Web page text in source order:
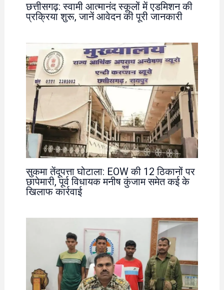
छत्तीसगढ़: स्वामी आत्मानंद स्कूलों में एडमिशन की
प्रक्रिया शुरू, जानें आवेदन की पूरी जानकारी
सुकमा तेंदूपत्ता घोटाला: EOW की 12 ठिकानों पर
छापेमारी, पूर्व विधायक मनीष कुंजाम समेत कई के
खिलाफ कार्रवाई